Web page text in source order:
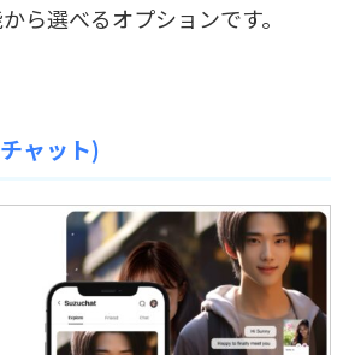
ら選べるオプションです。
ャット)